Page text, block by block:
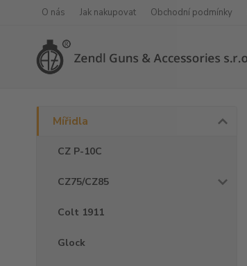
O nás Jak nakupovat Obchodní podmínky
Mířidla
CZ P-10C
CZ75/CZ85
Colt 1911
Glock